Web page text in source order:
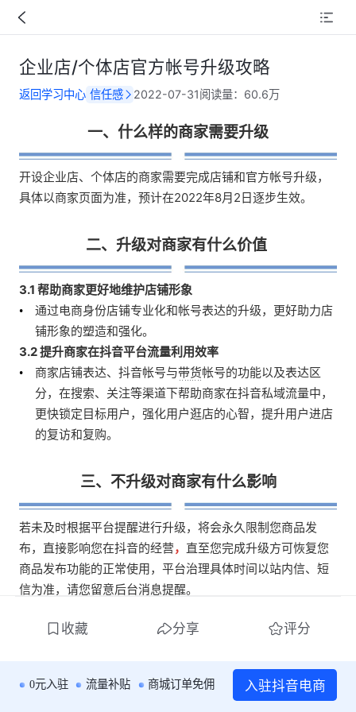
企业店/个体店官方帐号升级攻略
返回学习中心 信任感 2022-07-31阅读量： 60.6万
一、什么样的商家需要升级
开设企业店、个体店的商家需要完成店铺和官方帐号升级，
具体以商家页面为准，预计在2022年8月2日逐步生效。
二、升级对商家有什么价值
3.1 帮助商家更好地维护店铺形象
通过电商身份店铺专业化和帐号表达的升级，更好助力店
铺形象的塑造和强化。
3.2 提升商家在抖音平台流量利用效率
商家店铺表达、抖音帐号与带货帐号的功能以及表达区
分，在搜索、关注等渠道下帮助商家在抖音私域流量中，
更快锁定目标用户，强化用户逛店的心智，提升用户进店
的复访和复购。
三、不升级对商家有什么影响
若未及时根据平台提醒进行升级，将会永久限制您商品发
布，直接影响您在抖音的经营， 直至您完成升级方可恢复您
商品发布功能的正常使用，平台治理具体时间以站内信、短
信为准，请您留意后台消息提醒。
四、官方帐号升级核心
官方帐号升级主要包含了绑定店铺的帐号要求，官方帐号命
收藏 分享 评分
0元入驻 流量补贴 商城订单免佣 入驻抖音电商